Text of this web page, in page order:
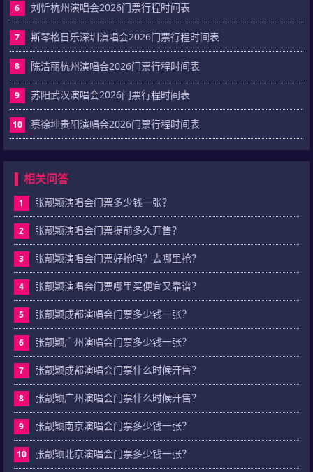
6 刘忻杭州演唱会2026门票行程时间表
7 斯琴格日乐深圳演唱会2026门票行程时间表
8 陈洁丽杭州演唱会2026门票行程时间表
9 苏阳武汉演唱会2026门票行程时间表
10 蔡徐坤贵阳演唱会2026门票行程时间表
相关问答
1 张靓颖演唱会门票多少钱一张？
2 张靓颖演唱会门票提前多久开售？
3 张靓颖演唱会门票好抢吗？去哪里抢？
4 张靓颖演唱会门票哪里买便宜又靠谱？
5 张靓颖成都演唱会门票多少钱一张？
6 张靓颖广州演唱会门票多少钱一张？
7 张靓颖成都演唱会门票什么时候开售？
8 张靓颖广州演唱会门票什么时候开售？
9 张靓颖南京演唱会门票多少钱一张？
10 张靓颖北京演唱会门票多少钱一张？